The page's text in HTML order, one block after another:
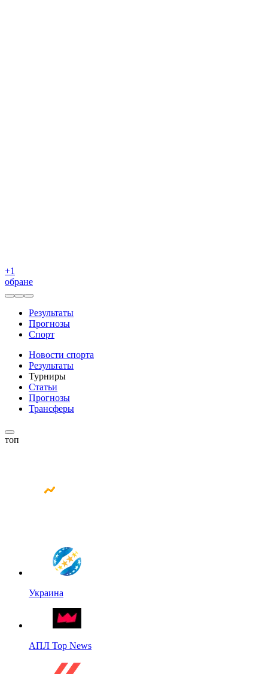
+1
обране
Результаты
Прогнозы
Спорт
Новости спорта
Результаты
Турниры
Статьи
Прогнозы
Трансферы
топ
Украина
АПЛ Top News